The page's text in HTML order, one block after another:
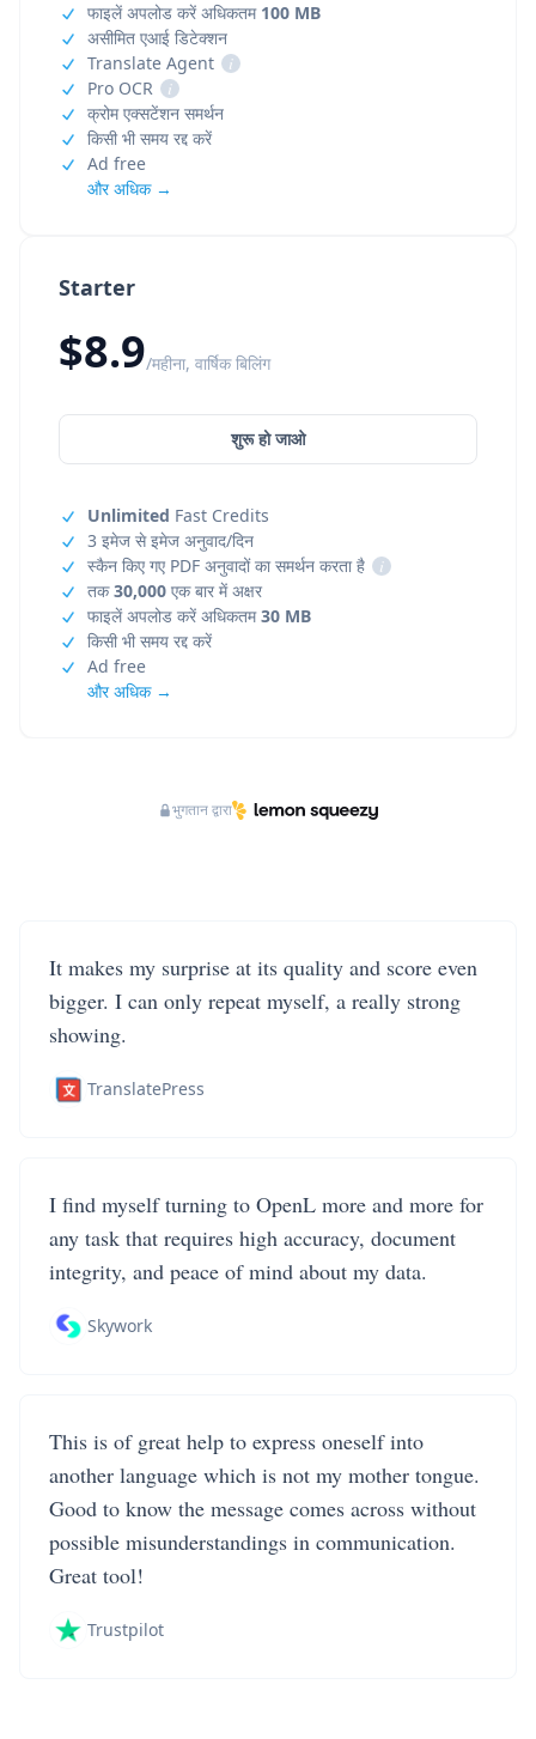
Starter
$8.9/महीना, वार्षिक बिलिंग
शुरू हो जाओ
Unlimited Fast Credits
3 इमेज से इमेज अनुवाद/दिन
स्कैन किए गए PDF अनुवादों का समर्थन करता है
i
तक30,000 एक बार में अक्षर
फाइलें अपलोड करें अधिकतम30 MB
किसी भी समय रद्द करें
Ad free
और अधिक →
फाइलें अपलोड करें अधिकतम 100 MB
असीमित एआई डिटेक्शन
Translate Agent
i
Pro OCR
i
क्रोम एक्सटेंशन समर्थन
किसी भी समय रद्द करें
Ad free
और अधिक →
भुगतान द्वारा
It makes my surprise at its quality and score even
bigger. I can only repeat myself, a really strong
showing.
TranslatePress
I find myself turning to OpenL more and more for
any task that requires high accuracy, document
integrity, and peace of mind about my data.
Skywork
This is of great help to express oneself into
another language which is not my mother tongue.
Good to know the message comes across without
possible misunderstandings in communication.
Great tool!
Trustpilot